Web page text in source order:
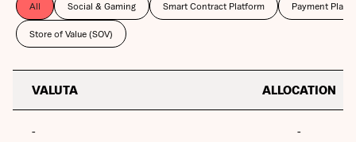
All Social & Gaming Smart Contract Platform Payment
Store of Value (SOV)
VALUTA ALLOCATION
- -